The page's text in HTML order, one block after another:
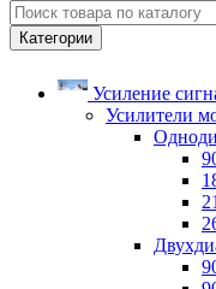
Категории
Усиление
Усилители